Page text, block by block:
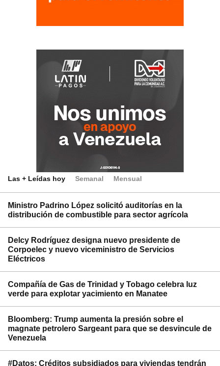
Las + Leídas hoy Semanal Mensual
Ministro Padrino López solicitó auditorías en la
distribución de combustible para sector agrícola
Delcy Rodríguez designa nuevo presidente de
Corpoelec y nuevo viceministro de Servicios
Eléctricos
Compañía de Gas de Trinidad y Tobago celebra luz
verde para explotar yacimiento en Manatee
Bloomberg: Trump aumenta la presión sobre el
magnate petrolero Sargeant para que se desvincule de
Venezuela
#Datos: Créditos subsidiados para viviendas tendrán